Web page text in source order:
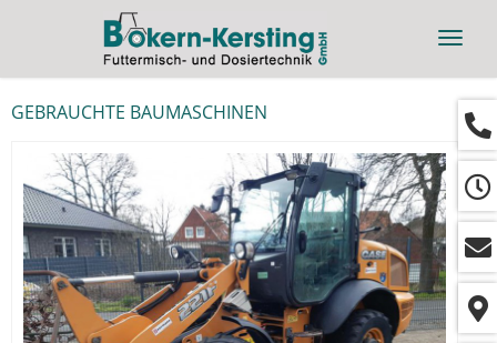
GEBRAUCHTE BAUMASCHINEN